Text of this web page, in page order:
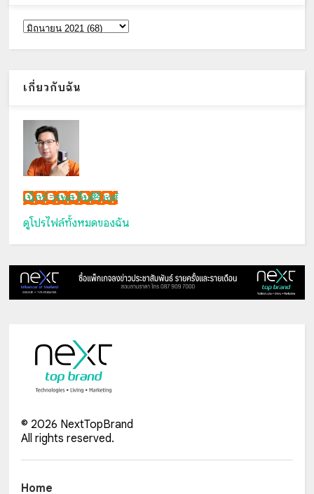
เกี่ยวกับฉัน
เน็กซ์ วรพล ลิ่มศิริวงศ์
ดูโปรไฟล์ทั้งหมดของฉัน
© 2026 NextTopBrand
All rights reserved.
Home